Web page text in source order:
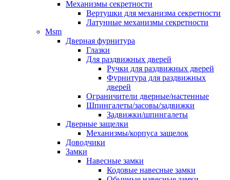
Механизмы секретности
Вертушки для механизма секретности
Латунные механизмы секретности
Msm
Дверная фурнитура
Глазки
Для раздвижных дверей
Ручки для раздвижных дверей
Фурнитура для раздвижных
дверей
Ограничители дверные/настенные
Шпингалеты/засовы/задвижки
Задвижки/шпингалеты
Дверные защелки
Механизмы/корпуса защелок
Доводчики
Замки
Навесные замки
Кодовые навесные замки